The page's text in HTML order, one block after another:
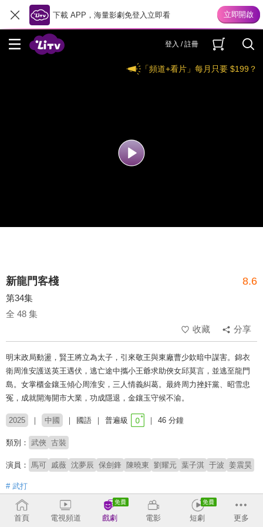
下載 APP，海量影劇免登入立即看
登入 / 註冊
「頻道+看片」每月只要 $199？
新龍門客棧 8.6
第34集
全 48 集
收藏
分享
明末政局動盪，賢王將立為太子，引來敬王與東廠曹少欽暗中謀害。錦衣
衛周淮安護送英王遇伏，逃亡途中攜小王爺求助俠女邱莫言，並逃至龍門
島。女掌櫃金鑲玉傾心周淮安，三人情義糾葛。最終周力挫奸黨、昭雪忠
冤，成就開海開市大業，功成隱退，金鑲玉守候不渝。
2025 中國 國語 普遍級 46 分鐘
類別： 武俠 古裝
演員： 馬可 戚薇 沈夢辰 保劍鋒 陳曉東 劉耀元 葉子淇 于波 姜震昊
# 武打
首頁 電視頻道 戲劇 電影 短劇 更多